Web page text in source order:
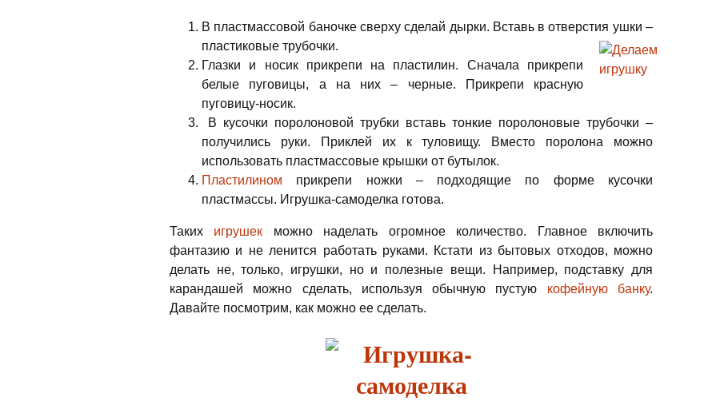
В пластмассовой баночке сверху сделай дырки. Вставь в отверстия ушки –
пластиковые трубочки.
Глазки и носик прикрепи на пластилин. Сначала прикрепи
белые пуговицы, а на них – черные. Прикрепи красную
пуговицу-носик.
В кусочки поролоновой трубки вставь тонкие поролоновые трубочки –
получились руки. Приклей их к туловищу. Вместо поролона можно
использовать пластмассовые крышки от бутылок.
Пластилином прикрепи ножки – подходящие по форме кусочки
пластмассы. Игрушка-самоделка готова.
Таких игрушек можно наделать огромное количество. Главное включить
фантазию и не ленится работать руками. Кстати из бытовых отходов, можно
делать не, только, игрушки, но и полезные вещи. Например, подставку для
карандашей можно сделать, используя обычную пустую кофейную банку.
Давайте посмотрим, как можно ее сделать.